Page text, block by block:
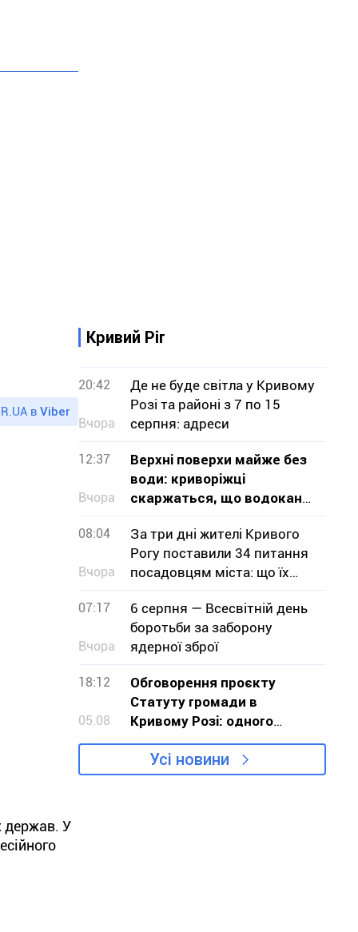
в Viber
держав. У
Кривий Ріг
20:42
Вчора
Де не буде світла у Кривому
Розі та районі з 7 по 15
серпня: адреси
12:37
Вчора
Верхні поверхи майже без
води: криворіжці
скаржаться, що водоканал
не визнає проблему
08:04
Вчора
За три дні жителі Кривого
Рогу поставили 34 питання
посадовцям міста: що їх
турбувало
07:17
Вчора
6 серпня — Всесвітній день
боротьби за заборону
ядерної зброї
18:12
05.08
Обговорення проєкту
Статуту громади в
Кривому Розі: одного
обурення замало, треба
діяти
Усі новини